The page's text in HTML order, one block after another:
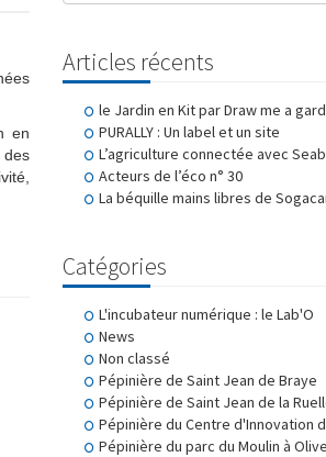
en
Articles récents
le Jardin en Kit par Draw me a
PURALLY : Un label et un site
L’agriculture connectée avec
Acteurs de l’éco n° 30
La béquille mains libres de
Catégories
L'incubateur numérique : le Lab'O
News
Non classé
Pépinière de Saint Jean de Braye
Pépinière de Saint Jean de la
Pépinière du Centre d'Innovation
Pépinière du parc du Moulin à